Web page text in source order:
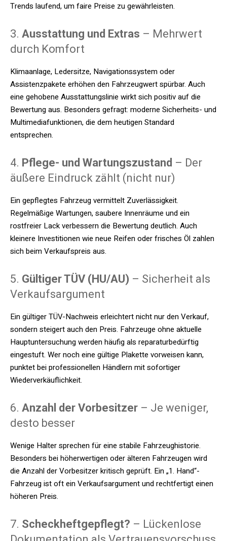
Trends laufend, um faire Preise zu gewährleisten.
3. Ausstattung und Extras – Mehrwert
durch Komfort
Klimaanlage, Ledersitze, Navigationssystem oder
Assistenzpakete erhöhen den Fahrzeugwert spürbar. Auch
eine gehobene Ausstattungslinie wirkt sich positiv auf die
Bewertung aus. Besonders gefragt: moderne Sicherheits- und
Multimediafunktionen, die dem heutigen Standard
entsprechen.
4. Pflege- und Wartungszustand – Der
äußere Eindruck zählt (nicht nur)
Ein gepflegtes Fahrzeug vermittelt Zuverlässigkeit.
Regelmäßige Wartungen, saubere Innenräume und ein
rostfreier Lack verbessern die Bewertung deutlich. Auch
kleinere Investitionen wie neue Reifen oder frisches Öl zahlen
sich beim Verkaufspreis aus.
5. Gültiger TÜV (HU/AU) – Sicherheit als
Verkaufsargument
Ein gültiger TÜV-Nachweis erleichtert nicht nur den Verkauf,
sondern steigert auch den Preis. Fahrzeuge ohne aktuelle
Hauptuntersuchung werden häufig als reparaturbedürftig
eingestuft. Wer noch eine gültige Plakette vorweisen kann,
punktet bei professionellen Händlern mit sofortiger
Wiederverkäuflichkeit.
6. Anzahl der Vorbesitzer – Je weniger,
desto besser
Wenige Halter sprechen für eine stabile Fahrzeughistorie.
Besonders bei höherwertigen oder älteren Fahrzeugen wird
die Anzahl der Vorbesitzer kritisch geprüft. Ein „1. Hand“-
Fahrzeug ist oft ein Verkaufsargument und rechtfertigt einen
höheren Preis.
7. Scheckheftgepflegt? – Lückenlose